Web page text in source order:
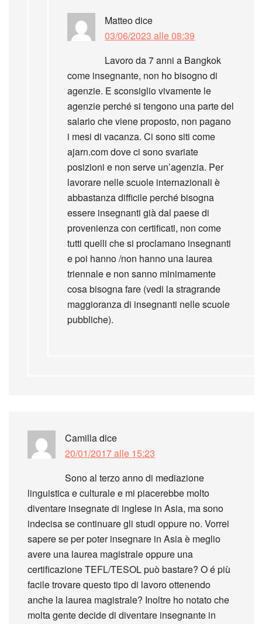
Matteodice
03/06/2023 alle 08:39
Lavoro da 7 anni a Bangkok
come insegnante, non ho bisogno di
agenzie. E sconsiglio vivamente le
agenzie perché si tengono una parte del
salario che viene proposto, non pagano
i mesi di vacanza. Ci sono siti come
ajarn.com dove ci sono svariate
posizioni e non serve un’agenzia. Per
lavorare nelle scuole internazionali è
abbastanza difficile perché bisogna
essere insegnanti già dal paese di
provenienza con certificati, non come
tutti quelli che si proclamano insegnanti
e poi hanno /non hanno una laurea
triennale e non sanno minimamente
cosa bisogna fare (vedi la stragrande
maggioranza di insegnanti nelle scuole
pubbliche).
Camilladice
20/01/2017 alle 15:23
Sono al terzo anno di mediazione
linguistica e culturale e mi piacerebbe molto
diventare insegnate di inglese in Asia, ma sono
indecisa se continuare gli studi oppure no. Vorrei
sapere se per poter insegnare in Asia è meglio
avere una laurea magistrale oppure una
certificazione TEFL/TESOL può bastare? O é più
facile trovare questo tipo di lavoro ottenendo
anche la laurea magistrale? Inoltre ho notato che
molta gente decide di diventare insegnante in